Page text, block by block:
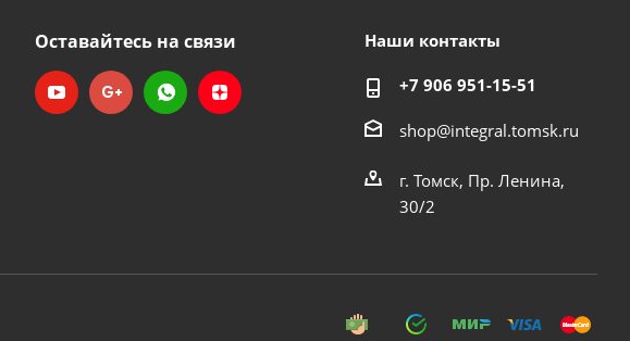
Оставайтесь на связи Наши контакты
+7 906 951-15-51
shop@integral.tomsk.ru
г. Томск, Пр. Ленина,
30/2